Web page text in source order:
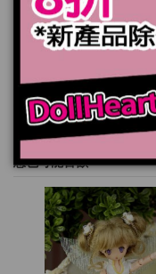
您也可能喜歡